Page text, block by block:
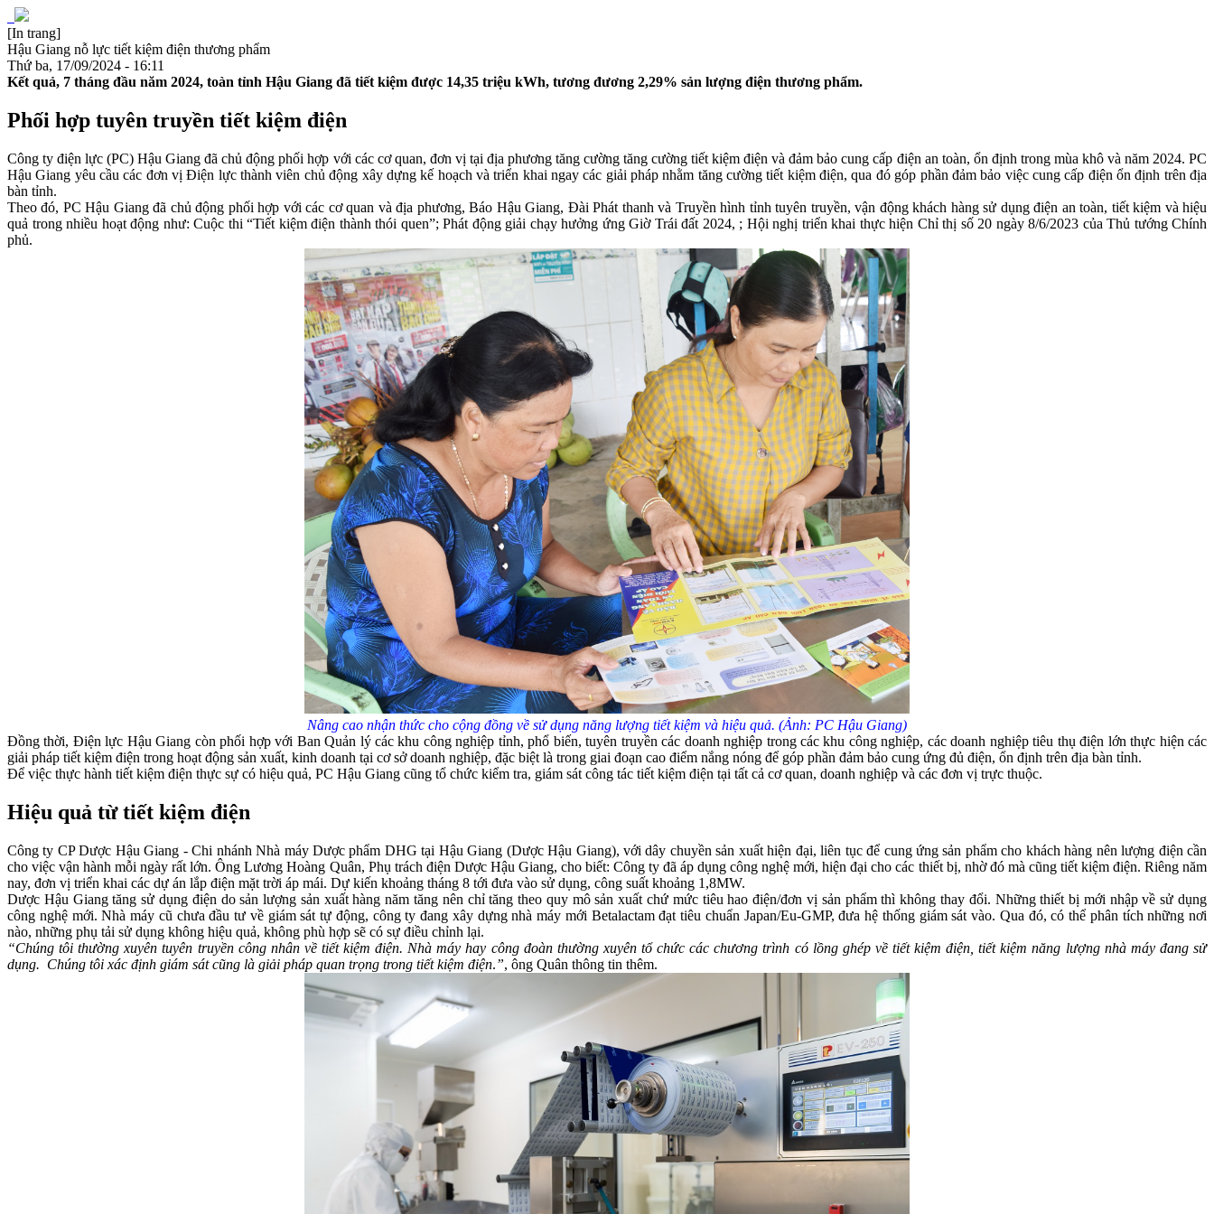
[In trang]
Hậu Giang nỗ lực tiết kiệm điện thương phẩm
Thứ ba, 17/09/2024 - 16:11
Kết quả, 7 tháng đầu năm 2024, toàn tỉnh Hậu Giang đã tiết kiệm được 14,35 triệu kWh, tương đương 2,29% sản lượng điện thương phẩm.
Phối hợp tuyên truyền tiết kiệm điện
Công ty điện lực (PC) Hậu Giang đã chủ động phối hợp với các cơ quan, đơn vị tại địa phương tăng cường tăng cường tiết kiệm điện và đảm bảo cung cấp điện an toàn, ổn định trong mùa khô và năm 2024. PC
Hậu Giang yêu cầu các đơn vị Điện lực thành viên chủ động xây dựng kế hoạch và triển khai ngay các giải pháp nhằm tăng cường tiết kiệm điện, qua đó góp phần đảm bảo việc cung cấp điện ổn định trên địa
bàn tỉnh.
Theo đó, PC Hậu Giang đã chủ động phối hợp với các cơ quan và địa phương, Báo Hậu Giang, Đài Phát thanh và Truyền hình tỉnh tuyên truyền, vận động khách hàng sử dụng điện an toàn, tiết kiệm và hiệu
quả trong nhiều hoạt động như: Cuộc thi “Tiết kiệm điện thành thói quen”; Phát động giải chạy hưởng ứng Giờ Trái đất 2024, ; Hội nghị triển khai thực hiện Chỉ thị số 20 ngày 8/6/2023 của Thủ tướng Chính
phủ.
Nâng cao nhận thức cho cộng đồng về sử dụng năng lượng tiết kiệm và hiệu quả. (Ảnh: PC Hậu Giang)
Đồng thời, Điện lực Hậu Giang còn phối hợp với Ban Quản lý các khu công nghiệp tỉnh, phổ biến, tuyên truyền các doanh nghiệp trong các khu công nghiệp, các doanh nghiệp tiêu thụ điện lớn thực hiện các
giải pháp tiết kiệm điện trong hoạt động sản xuất, kinh doanh tại cơ sở doanh nghiệp, đặc biệt là trong giai đoạn cao điểm nắng nóng để góp phần đảm bảo cung ứng đủ điện, ổn định trên địa bàn tỉnh.
Để việc thực hành tiết kiệm điện thực sự có hiệu quả, PC Hậu Giang cũng tổ chức kiểm tra, giám sát công tác tiết kiệm điện tại tất cả cơ quan, doanh nghiệp và các đơn vị trực thuộc.
Hiệu quả từ tiết kiệm điện
Công ty CP Dược Hậu Giang - Chi nhánh Nhà máy Dược phẩm DHG tại Hậu Giang (Dược Hậu Giang), với dây chuyền sản xuất hiện đại, liên tục để cung ứng sản phẩm cho khách hàng nên lượng điện cần
cho việc vận hành mỗi ngày rất lớn. Ông Lương Hoàng Quân, Phụ trách điện Dược Hậu Giang, cho biết: Công ty đã áp dụng công nghệ mới, hiện đại cho các thiết bị, nhờ đó mà cũng tiết kiệm điện. Riêng năm
nay, đơn vị triển khai các dự án lắp điện mặt trời áp mái. Dự kiến khoảng tháng 8 tới đưa vào sử dụng, công suất khoảng 1,8MW.
Dược Hậu Giang tăng sử dụng điện do sản lượng sản xuất hàng năm tăng nên chỉ tăng theo quy mô sản xuất chứ mức tiêu hao điện/đơn vị sản phẩm thì không thay đổi. Những thiết bị mới nhập về sử dụng
công nghệ mới. Nhà máy cũ chưa đầu tư về giám sát tự động, công ty đang xây dựng nhà máy mới Betalactam đạt tiêu chuẩn Japan/Eu-GMP, đưa hệ thống giám sát vào. Qua đó, có thể phân tích những nơi
nào, những phụ tải sử dụng không hiệu quả, không phù hợp sẽ có sự điều chỉnh lại.
“Chúng tôi thường xuyên tuyên truyền công nhân về tiết kiệm điện. Nhà máy hay công đoàn thường xuyên tổ chức các chương trình có lồng ghép về tiết kiệm điện, tiết kiệm năng lượng nhà máy đang sử
dụng. Chúng tôi xác định giám sát cũng là giải pháp quan trọng trong tiết kiệm điện.”, ông Quân thông tin thêm.